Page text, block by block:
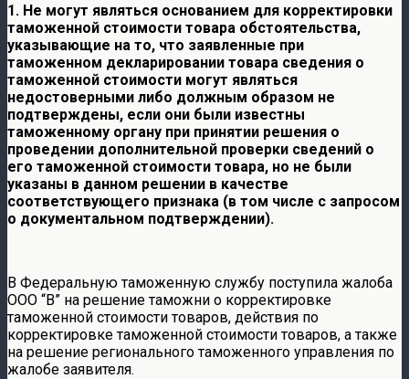
1. Не могут являться основанием для корректировки
таможенной стоимости товара обстоятельства,
указывающие на то, что заявленные при
таможенном декларировании товара сведения о
таможенной стоимости могут являться
недостоверными либо должным образом не
подтверждены, если они были известны
таможенному органу при принятии решения о
проведении дополнительной проверки сведений о
его таможенной стоимости товара, но не были
указаны в данном решении в качестве
соответствующего признака (в том числе с запросом
о документальном подтверждении).
В Федеральную таможенную службу поступила жалоба
ООО “В” на решение таможни о корректировке
таможенной стоимости товаров, действия по
корректировке таможенной стоимости товаров, а также
на решение регионального таможенного управления по
жалобе заявителя.